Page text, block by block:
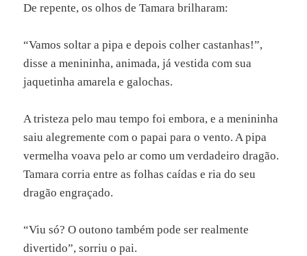
De repente, os olhos de Tamara brilharam:
“Vamos soltar a pipa e depois colher castanhas!”,
disse a menininha, animada, já vestida com sua
jaquetinha amarela e galochas.
A tristeza pelo mau tempo foi embora, e a menininha
saiu alegremente com o papai para o vento. A pipa
vermelha voava pelo ar como um verdadeiro dragão.
Tamara corria entre as folhas caídas e ria do seu
dragão engraçado.
“Viu só? O outono também pode ser realmente
divertido”, sorriu o pai.